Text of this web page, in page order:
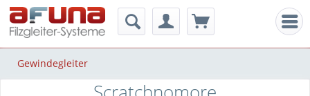
Gewindegleiter